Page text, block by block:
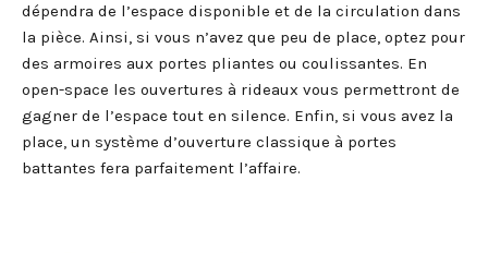
dépendra de l’espace disponible et de la circulation dans
la pièce. Ainsi, si vous n’avez que peu de place, optez pour
des armoires aux portes pliantes ou coulissantes. En
open-space les ouvertures à rideaux vous permettront de
gagner de l’espace tout en silence. Enfin, si vous avez la
place, un système d’ouverture classique à portes
battantes fera parfaitement l’affaire.